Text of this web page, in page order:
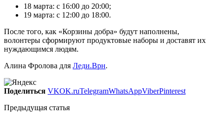
18 марта: с 16:00 до 20:00;
19 марта: с 12:00 до 18:00.
После того, как «Корзины добра» будут наполнены,
волонтеры сформируют продуктовые наборы и доставят их
нуждающимся людям.
Алина Фролова для Леди.Врн.
Поделиться VKOK.ruTelegramWhatsAppViberPinterest
Предыдущая статья